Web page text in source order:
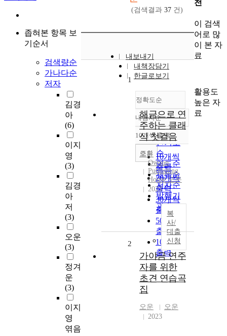
좁혀본 항목 보
기순서
검색량순
가나다순
저자
김경
아
(6)
이지
영
(3)
김경
아
저
(3)
오운
(3)
정겨
운
(3)
이지
영
엮음
(검색결과 37 건)
내보내기
내책장담기
한글로보기
정확도순
정확도
순
인기도
순
연도순
제목순
저자순
발행기
관순
내림차순
내림차순
10개씩 출력
10개씩
출력
20개씩
출력
30개씩
출력
50개씩
출력
100개씩
출력
조회
1
해금으로 연
주하는 클래
식 첫걸음
오운
Owoon
Publishing
House 오운
2023
복
사/
대출
신청
2
가야금 연주
자를 위한
초견 연습곡
집
오운
오운
2023
천
이 검색
어로 많
이 본 자
료
활용도
높은 자
료